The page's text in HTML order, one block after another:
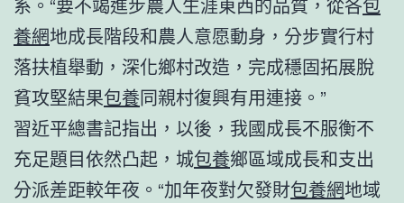
養網地成長階段和農人意愿動身，分步實行村
落扶植舉動，深化鄉村改造，完成穩固拓展脫
貧攻堅結果包養同親村復興有用連接。”
習近平總書記指出，以後，我國成長不服衡不
充足題目依然凸起，城包養鄉區域成長和支出
分派差距較年夜。“加年夜對欠發財包養網地域